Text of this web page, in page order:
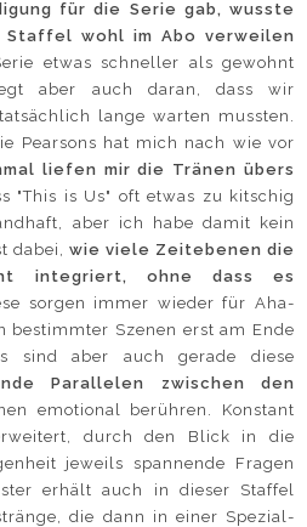
für die Serie gab, wusste
wohl im Abo verweilen
etwas schneller als gewohnt
aber auch daran, dass wir
lange warten mussten.
Pearsons hat mich nach wie vor
liefen mir die Tränen übers
"This is Us" oft etwas zu kitschig
aber ich habe damit kein
dabei, wie viele Zeitebenen die
integriert, ohne dass es
sorgen immer wieder für Aha-
bestimmter Szenen erst am Ende
sind aber auch gerade diese
Parallelen zwischen den
emotional berühren. Konstant
durch den Blick in die
jeweils spannende Fragen
erhält auch in dieser Staffel
die dann in einer Spezial-